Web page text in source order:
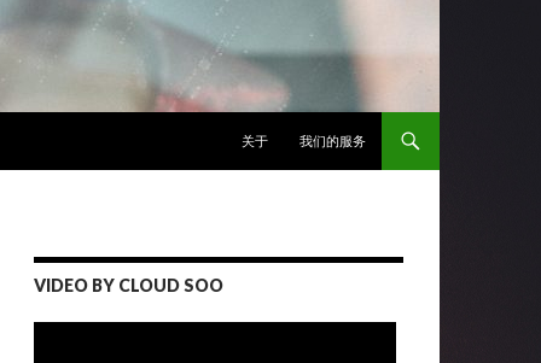
关于
我们的服务
VIDEO BY CLOUD SOO